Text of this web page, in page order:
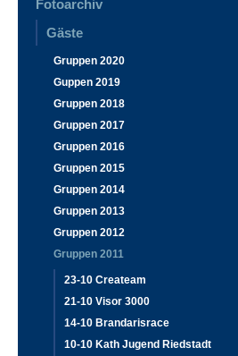
Fotoarchiv
Gäste
Gruppen 2020
Guppen 2019
Gruppen 2018
Gruppen 2017
Gruppen 2016
Gruppen 2015
Gruppen 2014
Gruppen 2013
Gruppen 2012
Gruppen 2011
23-10 Createam
21-10 Visor 3000
14-10 Brandarisrace
10-10 Kath Jugend Riedstadt